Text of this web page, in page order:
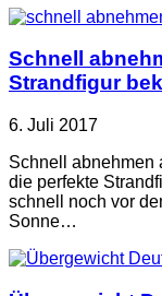
Schnell
Strandfigur
6. Juli 2017
Schnell abnehmen
die perfekte
schnell noch vor
Sonne…